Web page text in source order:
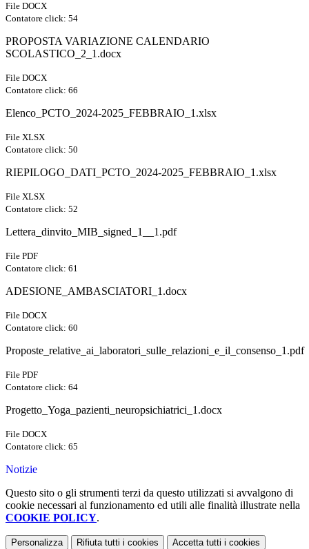
File DOCX
Contatore click: 54
PROPOSTA VARIAZIONE CALENDARIO
SCOLASTICO_2_1.docx
File DOCX
Contatore click: 66
Elenco_PCTO_2024-2025_FEBBRAIO_1.xlsx
File XLSX
Contatore click: 50
RIEPILOGO_DATI_PCTO_2024-2025_FEBBRAIO_1.xlsx
File XLSX
Contatore click: 52
Lettera_dinvito_MIB_signed_1__1.pdf
File PDF
Contatore click: 61
ADESIONE_AMBASCIATORI_1.docx
File DOCX
Contatore click: 60
Proposte_relative_ai_laboratori_sulle_relazioni_e_il_consenso_1.pdf
File PDF
Contatore click: 64
Progetto_Yoga_pazienti_neuropsichiatrici_1.docx
File DOCX
Contatore click: 65
Notizie
Questo sito o gli strumenti terzi da questo utilizzati si avvalgono di
cookie necessari al funzionamento ed utili alle finalità illustrate nella
COOKIE POLICY.
Personalizza Rifiuta tutti i cookies Accetta tutti i cookies